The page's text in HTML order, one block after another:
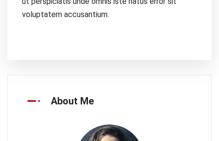
voluptatem accusantium.
About Me